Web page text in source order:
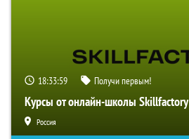
18:33:59 Получи первым!
Курсы от онлайн-школы Skillfactory
Россия